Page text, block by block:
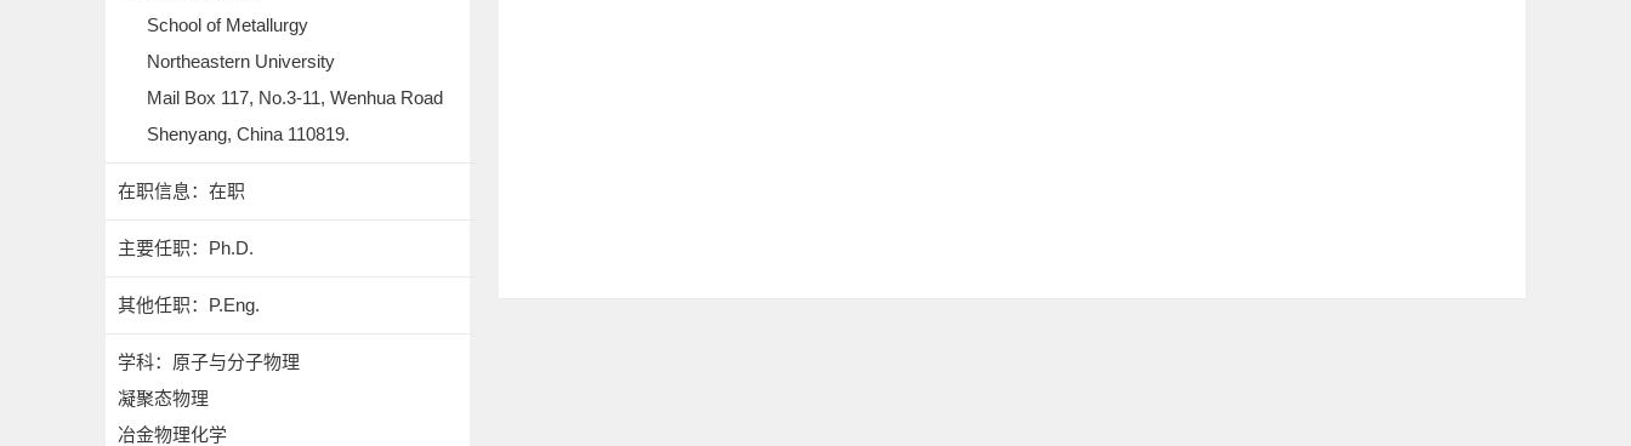
School of Metallurgy
Northeastern University
Mail Box 117, No.3-11, Wenhua Road
Shenyang, China 110819.
在职信息：在职
主要任职：Ph.D.
其他任职：P.Eng.
学科：原子与分子物理
凝聚态物理
冶金物理化学